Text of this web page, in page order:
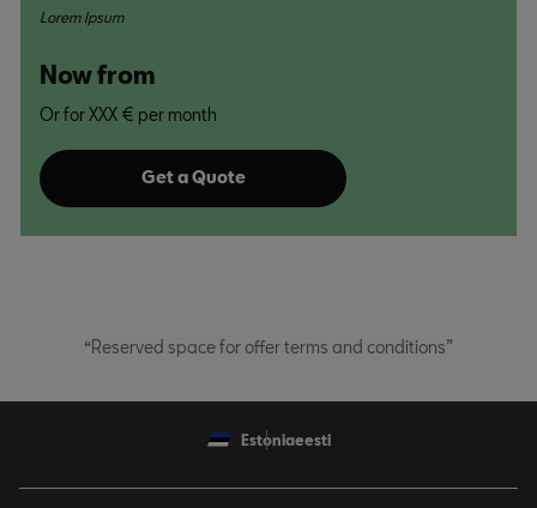
Lorem Ipsum
Now from
Or for XXX € per month
Get a Quote
“Reserved space for offer terms and conditions”
Estoniaeesti